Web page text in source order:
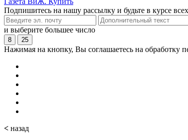
Подпишитесь на нашу рассылку и будьте в курсе
и выберите большее число
8 25
Нажимая на кнопку, Вы соглашаетесь на обработку
< назад